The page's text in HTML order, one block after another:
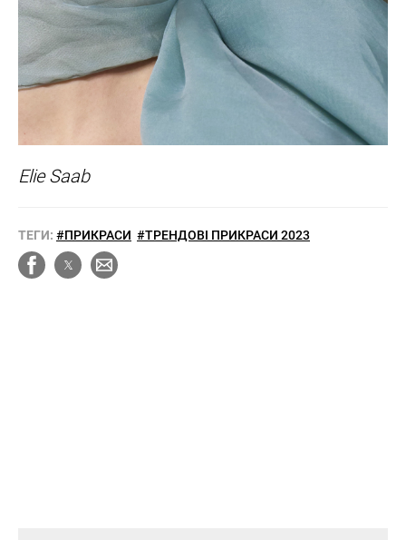
Elie Saab
ТЕГИ: #ПРИКРАСИ #ТРЕНДОВІ ПРИКРАСИ 2023